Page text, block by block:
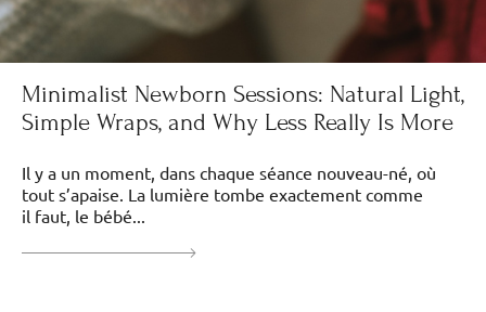
Minimalist Newborn Sessions: Natural Light,
Simple Wraps, and Why Less Really Is More
Il y a un moment, dans chaque séance nouveau-né, où
tout s’apaise. La lumière tombe exactement comme
il faut, le bébé...